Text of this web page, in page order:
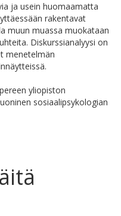
ja usein huomaamatta
rakentavat
muun muassa muokataan
Diskurssianalyysi on
menetelmän
yliopiston
sosiaalipsykologian